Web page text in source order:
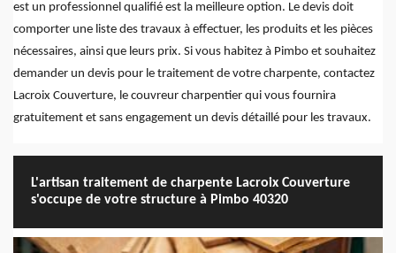
est un professionnel qualifié est la meilleure option. Le devis doit
comporter une liste des travaux à effectuer, les produits et les pièces
nécessaires, ainsi que leurs prix. Si vous habitez à Pimbo et souhaitez
demander un devis pour le traitement de votre charpente, contactez
Lacroix Couverture, le couvreur charpentier qui vous fournira
gratuitement et sans engagement un devis détaillé pour les travaux.
L'artisan traitement de charpente Lacroix Couverture
s'occupe de votre structure à Pimbo 40320